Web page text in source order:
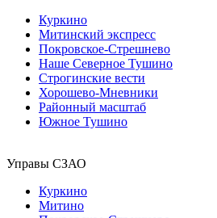
Куркино
Митинский экспресс
Покровское-Стрешнево
Наше Северное Тушино
Строгинские вести
Хорошево-Мневники
Районный масштаб
Южное Тушино
Управы СЗАО
Куркино
Митино